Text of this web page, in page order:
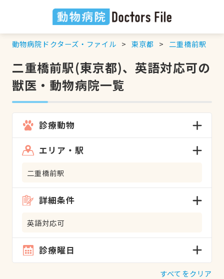
動物病院ドクターズ・ファイル 東京都 二重橋前駅
二重橋前駅(東京都)、英語対応可の
獣医・動物病院一覧
診療動物
エリア・駅
二重橋前駅
詳細条件
英語対応可
診療曜日
すべてをクリア